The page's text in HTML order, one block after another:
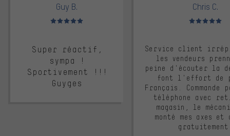
Guy B.
Note moyenne : 5 sur 5
Super réactif,
sympa !
Sportivement !!!
Guyges
Chris C.
Note moyenne :
Service client
les vendeurs
peine d'écouter la
font l'effort de
Français. Commande
téléphone avec
magasin, le
monté mes axes et